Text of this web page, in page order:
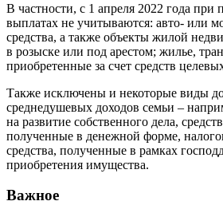
В частности, с 1 апреля 2022 года при
выплатах не учитываются: авто- или
средства, а также объекты жилой
в розыске или под арестом; жилье,
приобретенные за счет средств
Также исключены и некоторые виды
среднедушевых доходов семьи –
на развитие собственного дела,
полученные в денежной форме,
средства, полученные в рамках
приобретения имущества.
Важное